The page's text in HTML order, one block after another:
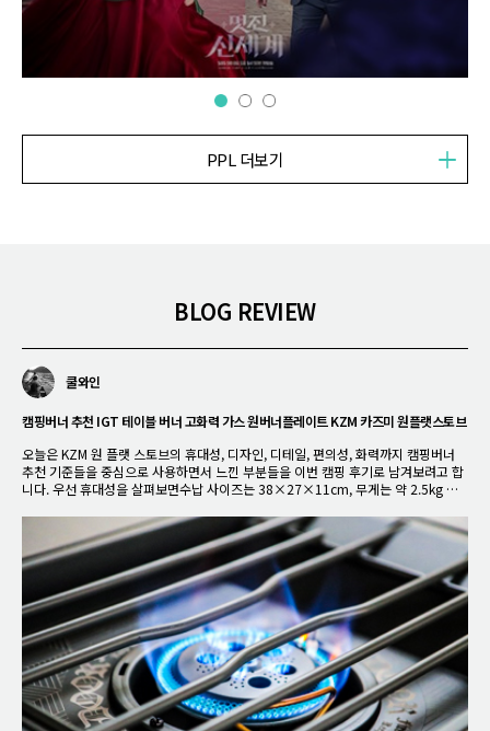
PPL 더보기
BLOG REVIEW
쿨와인
캠핑버너 추천 IGT 테이블 버너 고화력 가스 원버너플레이트 KZM 카즈미 원플랫스토브
오늘은 KZM 원 플랫 스토브의 휴대성, 디자인, 디테일, 편의성, 화력까지 캠핑버너
추천 기준들을 중심으로 사용하면서 느낀 부분들을 이번 캠핑 후기로 남겨보려고 합
니다. 우선 휴대성을 살펴보면수납 사이즈는 38×27×11cm, 무게는 약 2.5kg 정
품은 캠핑스토브 본체, 플레이트 그릴, 플레이트 다리 2개, 가스 홀더, 사용설명서로
구성되어 있으며, 전용 가방에 모두 수납이 가능합니다.
유주파파
캠핑물통을 캠핑 워터저그로 바꿔주는 KZM TX 워터저그 유닛 일체형 받침대 추천
제가 자주 사용하는 KZM TX 캠핑물통 4.5L는 대용량이라 캠핑 워터저그 대용으로
도 자주 사용하는데 무거워서 물을 따르기가 부담스러웠거든요. 근데 얼마 전 고객의
니즈에 보답을 하듯 전용 워터저그 유닛을 출시를 했다고 하기에 가장 먼저 사용해봤
그 4.5L워터저그 전용으로 수납가방, 밸브, 높낮이 조절 폴 스탠드, 다용도 수납 메쉬
트레이까지 포함되어 있어 세팅을 훨씬 효율적으로 만들어 줍니다. 전용 가방에 모든
구성이 깔끔하게 수납 가능하고요.
은준
등산용품 낚시용품 캠핑용품 추천 KZM 베놈 카라비너 후기
등산 낚시 캠핑용품 추천 KZM 베놈 카라비너. 아웃도어 라이프를 즐기는 분들이라
면 공감하시겠지만, 장비의 세계는 끝이 없습니다. 텐트나 타프 같은 큼직한 메인 장
비도 중요하지만, 정작 현장에서 "아, 이거 하나 더 있었으면 좋았을 텐데"라고 가장
이 바로 카라비너입니다. 이번 시간에는 캠핑과 등산 낚시 현장에서 유용하게 사용할
수 있는 디자인과 내구성을 모두 잡은 KZM 베놈 카라비너를 소개해 드리려고 합니
다.